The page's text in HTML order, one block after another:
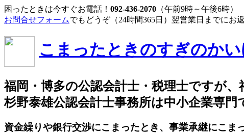
困ったときは今すぐお電話！ 092-436-2070 （午前9時～午後6時）
お問合せフォームでもどうぞ（24時間365日）翌営業日までにお
こまったときのすぎのか
福岡・博多の公認会計士・税理士ですが、
杉野泰雄公認会計士事務所は中小企業専門
資金繰りや銀行交渉にこまったとき、事業承継にこま